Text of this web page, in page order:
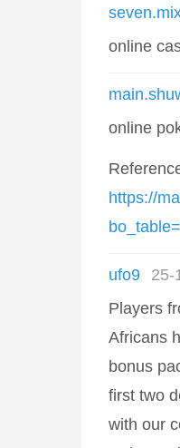
online
online
https://
ufo9
25-
Players
Africans
bonus
first two
with our